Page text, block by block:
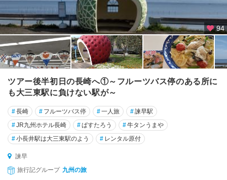
94
ツアー後半初日の長崎へ①～フルーツバス停のある所に
も大三東駅に負けない駅が～
#長崎 # フルーツバス停 #一人旅 #諫早駅
#JR九州ホテル長崎 #ぱすたろう #牛タンうまや
#小長井駅は大三東駅のよう # レンタル原付
諫早
旅行記グループ 九州の旅